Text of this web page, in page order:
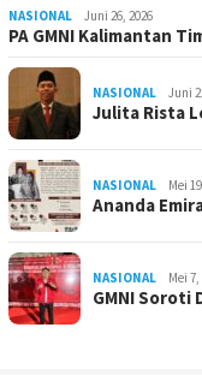
NASIONAL Juni 26, 2026
PA GMNI Kalimantan
NASIONAL Juni
Julita Rista
NASIONAL Mei
Ananda
NASIONAL Mei 7,
GMNI Soroti